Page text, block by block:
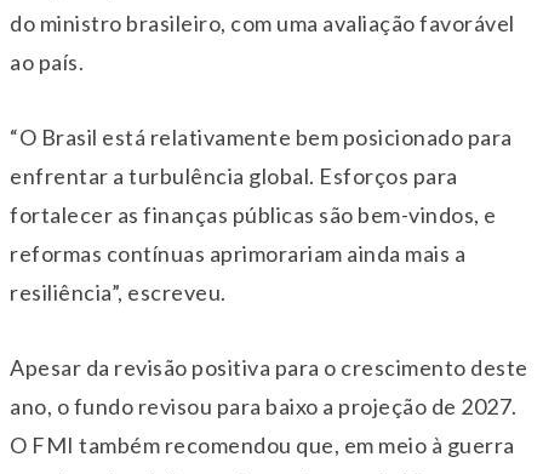
do ministro brasileiro, com uma avaliação favorável
ao país.
“O Brasil está relativamente bem posicionado para
enfrentar a turbulência global. Esforços para
fortalecer as finanças públicas são bem-vindos, e
reformas contínuas aprimorariam ainda mais a
resiliência”, escreveu.
Apesar da revisão positiva para o crescimento deste
ano, o fundo revisou para baixo a projeção de 2027.
O FMI também recomendou que, em meio à guerra